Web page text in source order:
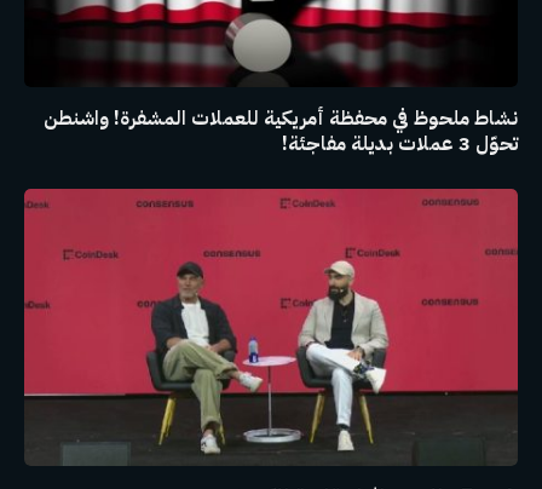
نشاط ملحوظ في محفظة أمريكية للعملات المشفرة! واشنطن
تحوّل 3 عملات بديلة مفاجئة!